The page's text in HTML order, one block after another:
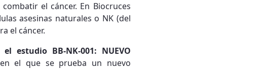
el cáncer. En Biocruces
asesinas naturales o NK (del
el cáncer.
estudio BB-NK-001: NUEVO
el que se prueba un nuevo